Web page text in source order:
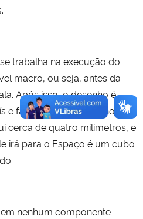
trabalha na execução do
macro, ou seja, antes da
Após isso, o desenho é
e fabricado em tamanho
cerca de quatro milímetros, e
irá para o Espaço é um cubo
nenhum componente